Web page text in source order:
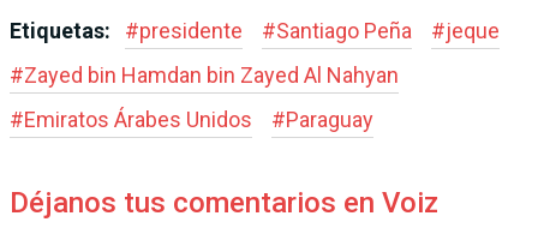
Etiquetas: #presidente #Santiago Peña #jeque
#Zayed bin Hamdan bin Zayed Al Nahyan
#Emiratos Árabes Unidos #Paraguay
Déjanos tus comentarios en Voiz